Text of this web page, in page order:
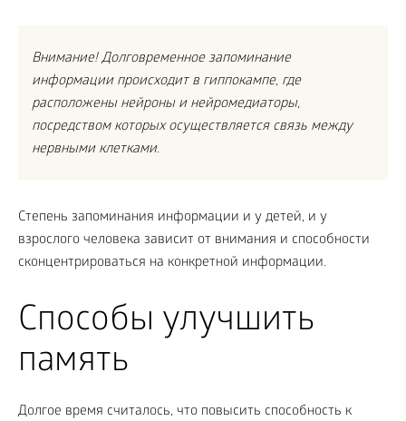
Внимание! Долговременное запоминание
информации происходит в гиппокампе, где
расположены нейроны и нейромедиаторы,
посредством которых осуществляется связь между
нервными клетками.
Степень запоминания информации и у детей, и у
взрослого человека зависит от внимания и способности
сконцентрироваться на конкретной информации.
Способы улучшить
память
Долгое время считалось, что повысить способность к